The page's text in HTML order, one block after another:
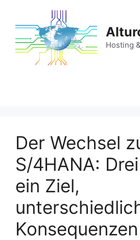
springen
Hosting
Der Wechsel
S/4HANA:
ein Ziel,
Konsequenzen